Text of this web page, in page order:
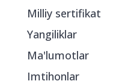
Milliy sertifikat
Yangiliklar
Ma'lumotlar
Imtihonlar